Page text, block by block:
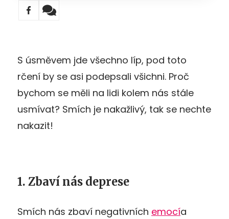
S úsměvem jde všechno líp, pod toto
rčení by se asi podepsali všichni. Proč
bychom se měli na lidi kolem nás stále
usmívat? Smích je nakažlivý, tak se nechte
nakazit!
1. Zbaví nás deprese
Smích nás zbaví negativních emocía